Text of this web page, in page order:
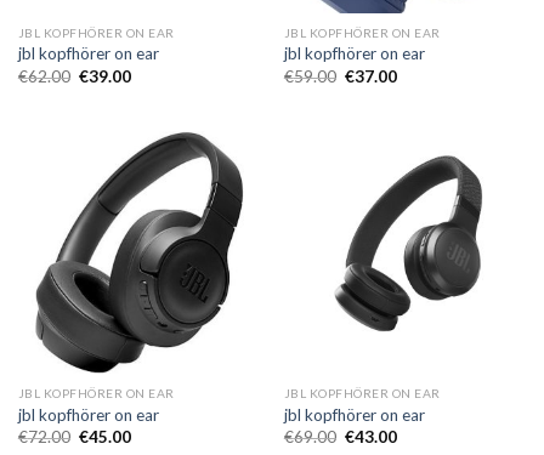
JBL KOPFHÖRER ON EAR
jbl kopfhörer on ear
€62.00 €39.00
JBL KOPFHÖRER ON EAR
jbl kopfhörer on ear
€59.00 €37.00
JBL KOPFHÖRER ON EAR
jbl kopfhörer on ear
€72.00 €45.00
JBL KOPFHÖRER ON EAR
jbl kopfhörer on ear
€69.00 €43.00